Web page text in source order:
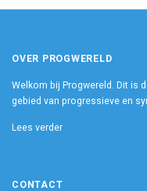
OVER PROGWERELD
Welkom bij Progwereld. Dit is
gebied van progressieve en
Lees verder
CONTACT